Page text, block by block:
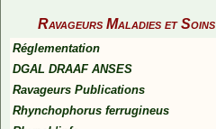
Ravageurs Maladies et Soins
Réglementation
DGAL DRAAF ANSES
Ravageurs Publications
Rhynchophorus ferrugineus